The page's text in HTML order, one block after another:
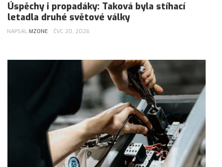
Úspěchy i propadáky: Taková byla stíhací
letadla druhé světové války
NAPSAL MZONE ČVC 20, 2026